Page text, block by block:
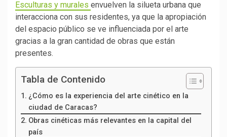
Esculturas y murales envuelven la silueta urbana que
interacciona con sus residentes, ya que la apropiación
del espacio público se ve influenciada por el arte
gracias a la gran cantidad de obras que están
presentes.
Tabla de Contenido
¿Cómo es la experiencia del arte cinético en la
ciudad de Caracas?
Obras cinéticas más relevantes en la capital del
país